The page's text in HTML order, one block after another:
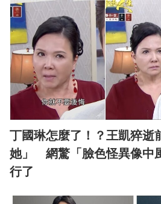
丁國琳怎麼了！？王凱猝逝
她」 網驚「臉色怪異像中
行了